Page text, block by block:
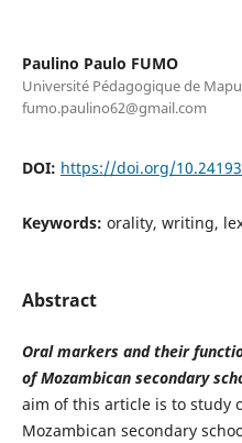
Paulino Paulo FUMO
Université Pédagogique de
fumo.paulino62@gmail.com
DOI: https://doi.org/
Keywords: orality, writing,
Abstract
Oral markers and their
of Mozambican secondary
aim of this article is to study
Mozambican secondary